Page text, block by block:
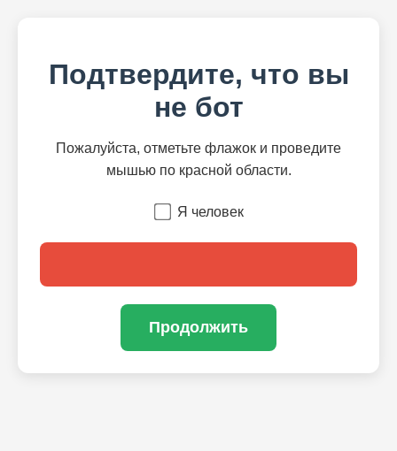
Подтвердите, что вы
не бот
Пожалуйста, отметьте флажок и проведите
мышью по красной области.
Я человек
Продолжить